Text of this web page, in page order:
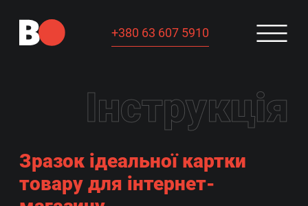
+380 63 607 5910
Інструкція
Зразок ідеальної картки
товару для інтернет-